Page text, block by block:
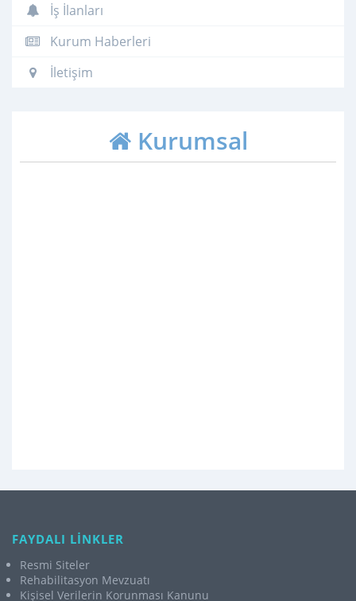
İş İlanları
Kurum Haberleri
İletişim
Kurumsal
FAYDALI LİNKLER
Resmi Siteler
Rehabilitasyon Mevzuatı
Kişisel Verilerin Korunması Kanunu